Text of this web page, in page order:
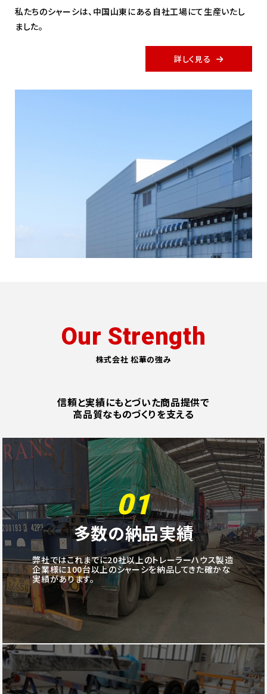
私たちのシャーシは、中国山東にある自社工場にて生産いたし
ました。
詳しく見る
Our Strength
株式会社 松華の強み
信頼と実績にもとづいた商品提供で
高品質なものづくりを支える
01
多数の納品実績
弊社ではこれまでに20社以上のトレーラーハウス製造
企業様に100台以上のシャーシを納品してきた確かな
実績があります。